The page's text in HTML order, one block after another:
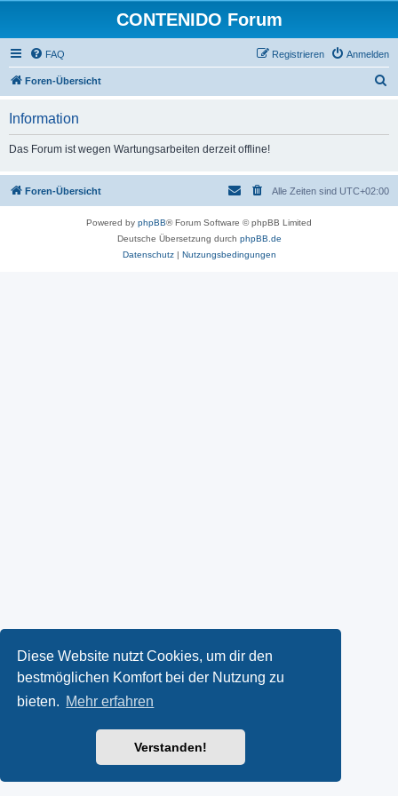
Diese Website nutzt Cookies, um dir den
bestmöglichen Komfort bei der Nutzung zu
bieten. Mehr erfahren
Verstanden!
CONTENIDO Forum
FAQ Anmelden
Registrieren
Foren-Übersicht
Information
Das Forum ist wegen Wartungsarbeiten derzeit offline!
Foren-Übersicht Alle Zeiten sind UTC+02:00
Powered by phpBB® Forum Software © phpBB Limited
Deutsche Übersetzung durch phpBB.de
Datenschutz| Nutzungsbedingungen